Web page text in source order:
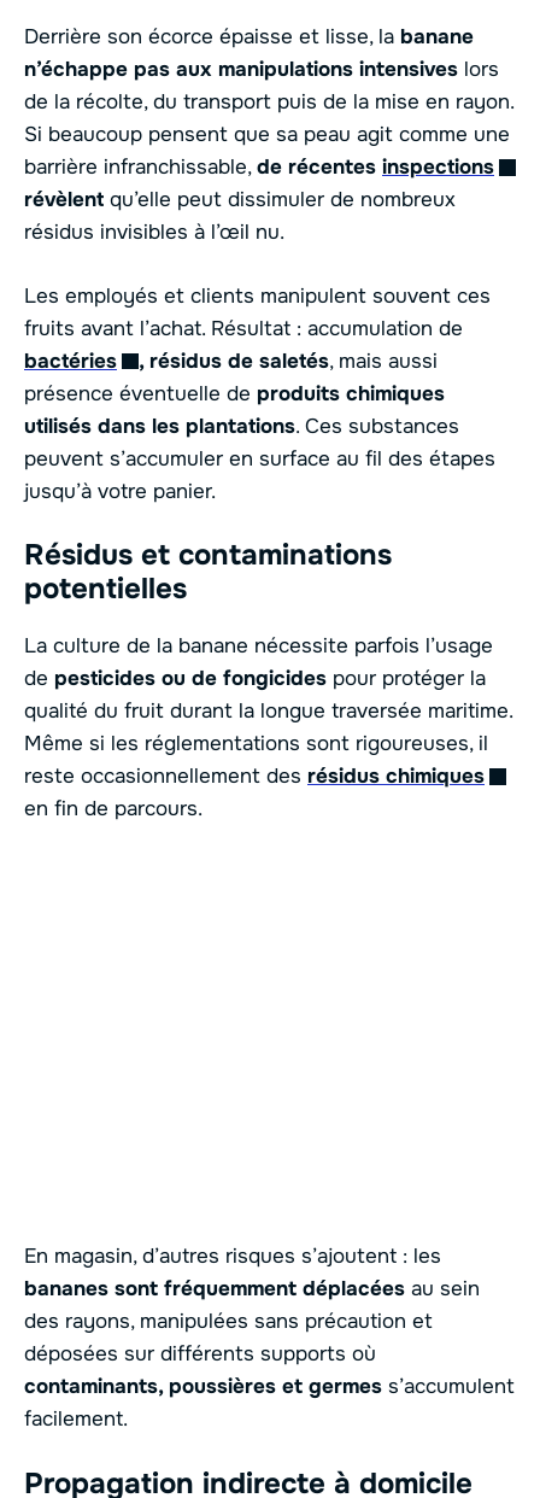
Derrière son écorce épaisse et lisse, la banane
n’échappe pas aux manipulations intensives lors
de la récolte, du transport puis de la mise en rayon.
Si beaucoup pensent que sa peau agit comme une
barrière infranchissable,de récentes inspections
révèlent qu’elle peut dissimuler de nombreux
résidus invisibles à l’œil nu.
Les employés et clients manipulent souvent ces
fruits avant l’achat. Résultat : accumulation de
bactéries
, résidus de saletés, mais aussi
présence éventuelle de produits chimiques
utilisés dans les plantations. Ces substances
peuvent s’accumuler en surface au fil des étapes
jusqu’à votre panier.
Résidus et contaminations
potentielles
La culture de la banane nécessite parfois l’usage
de pesticides ou de fongicides pour protéger la
qualité du fruit durant la longue traversée maritime.
Même si les réglementations sont rigoureuses, il
reste occasionnellement des résidus chimiques
en fin de parcours.
En magasin, d’autres risques s’ajoutent : les
bananes sont fréquemment déplacées au sein
des rayons, manipulées sans précaution et
déposées sur différents supports où
contaminants, poussières et germes s’accumulent
facilement.
Propagation indirecte à domicile